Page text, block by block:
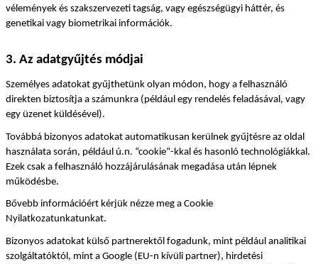
vélemények és szakszervezeti tagság, vagy egészségügyi háttér, és
genetikai vagy biometrikai információk.
3. Az adatgyűjtés módjai
Személyes adatokat gyűjthetünk olyan módon, hogy a felhasználó
direkten biztosítja a számunkra (például egy rendelés feladásával, vagy
egy üzenet küldésével).
Továbbá bizonyos adatokat automatikusan kerülnek gyűjtésre az oldal
használata során, például ú.n. “cookie”-kkal és hasonló technológiákkal.
Ezek csak a felhasználó hozzájárulásának megadása után lépnek
működésbe.
Bővebb információért kérjük nézze meg a Cookie
Nyilatkozatunkatunkat.
Bizonyos adatokat külső partnerektől fogadunk, mint például analitikai
szolgáltatóktól, mint a Google (EU-n kívüli partner), hirdetési